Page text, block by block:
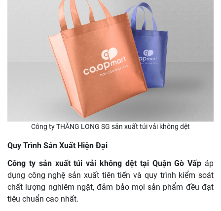
Công ty THĂNG LONG SG sản xuất túi vải không dệt
Quy Trình Sản Xuất Hiện Đại
Công ty sản xuất túi vải không dệt tại Quận Gò Vấp áp
dụng công nghệ sản xuất tiên tiến và quy trình kiểm soát
chất lượng nghiêm ngặt, đảm bảo mọi sản phẩm đều đạt
tiêu chuẩn cao nhất.